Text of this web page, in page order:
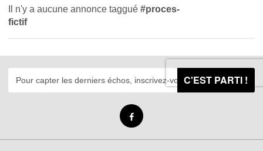
Il n'y a aucune annonce taggué#proces-
fictif
C'EST PARTI !